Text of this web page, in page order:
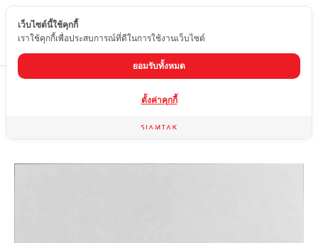
TH
กระเบื้องผิวเงา
เว็บไซต์นี้ใช้คุกกี้
เราใช้คุกกี้เพื่อประสบการณ์ที่ดีในการใช้งานเว็บไซต์
ยอมรับทั้งหมด
ตั้งค่าคุกกี้